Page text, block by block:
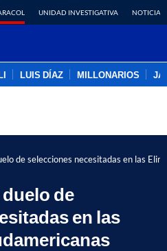
UNIDAD INVESTIGATIVA NOTICIAS
LUIS DÍAZ MILLONARIOS
de selecciones necesitadas en las
de
en las